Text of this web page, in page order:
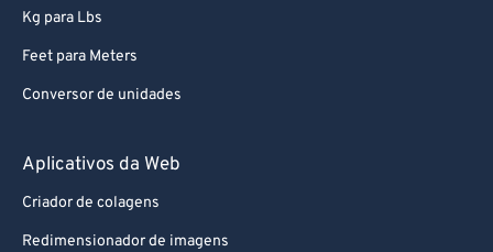
Kg para Lbs
Feet para Meters
Conversor de unidades
Aplicativos da Web
Criador de colagens
Redimensionador de imagens